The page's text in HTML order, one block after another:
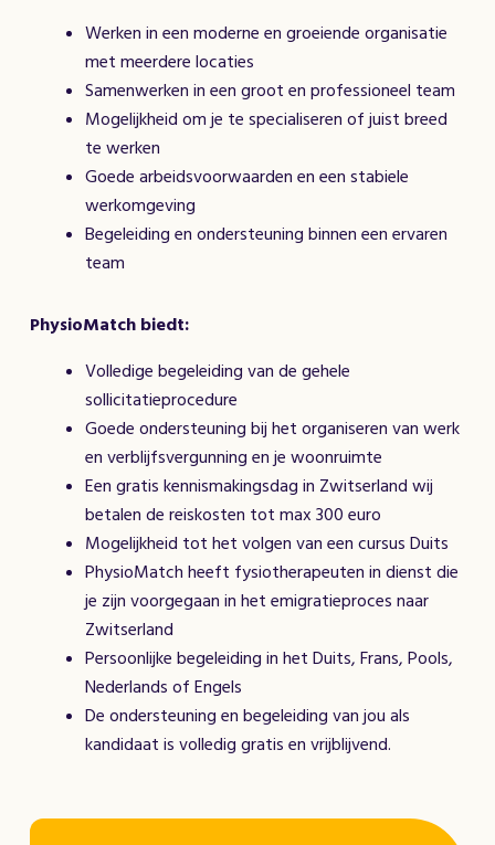
Werken in een moderne en groeiende organisatie
met meerdere locaties
Samenwerken in een groot en professioneel team
Mogelijkheid om je te specialiseren of juist breed
te werken
Goede arbeidsvoorwaarden en een stabiele
werkomgeving
Begeleiding en ondersteuning binnen een ervaren
team
PhysioMatch biedt:
Volledige begeleiding van de gehele
sollicitatieprocedure
Goede ondersteuning bij het organiseren van werk
en verblijfsvergunning en je woonruimte
Een gratis kennismakingsdag in Zwitserland wij
betalen de reiskosten tot max 300 euro
Mogelijkheid tot het volgen van een cursus Duits
PhysioMatch heeft fysiotherapeuten in dienst die
je zijn voorgegaan in het emigratieproces naar
Zwitserland
Persoonlijke begeleiding in het Duits, Frans, Pools,
Nederlands of Engels
De ondersteuning en begeleiding van jou als
kandidaat is volledig gratis en vrijblijvend.